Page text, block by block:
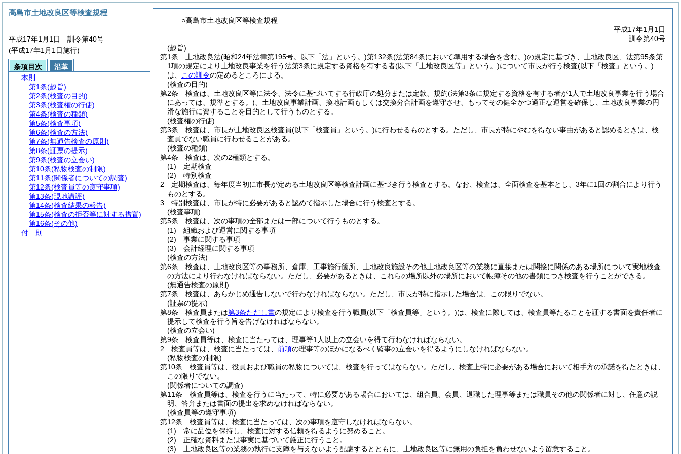
○高島市土地改良区等検査規程
平成17年1月1日
訓令第40号
(趣旨)
第1条
土地改良法(昭和24年法律第195号。以下「法」という。)第132条(法第84条において準用する場合を含む。)の規定に基づき、土地改良区、法第95条第
1項の規定により土地改良事業を行う法第3条に規定する資格を有する者(以下「土地改良区等」という。)について市長が行う検査(以下「検査」という。)
は、
この訓令の定めるところによる。
(検査の目的)
第2条
検査は、土地改良区等に法令、法令に基づいてする行政庁の処分または定款、規約(法第3条に規定する資格を有する者が1人で土地改良事業を行う場合
にあっては、規準とする。) 、土地改良事業計画、換地計画もしくは交換分合計画を遵守させ、もってその健全かつ適正な運営を確保し、土地改良事業の円
滑な施行に資することを目的として行うものとする。
(検査権の行使)
第3条
検査は、市長が土地改良区検査員(以下「検査員」という。)に行わせるものとする。 ただし、市長が特にやむを得ない事由があると認めるときは、検
査員でない職員に行わせることがある。
(検査の種類)
第4条
検査は、次の2種類とする。
(1)
定期検査
(2)
特別検査
2
定期検査は、毎年度当初に市長が定める土地改良区等検査計画に基づき行う検査とする。 なお、検査は、全面検査を基本とし、3年に1回の割合により行う
ものとする。
3
特別検査は、市長が特に必要があると認めて指示した場合に行う検査とする。
(検査事項)
第5条
検査は、次の事項の全部または一部について行うものとする。
(1)
組織および運営に関する事項
(2)
事業に関する事項
(3)
会計経理に関する事項
(検査の方法)
第6条
検査は、土地改良区等の事務所、倉庫、工事施行箇所、土地改良施設その他土地改良区等の業務に直接または関接に関係のある場所について実地検査
の方法により行わなければならない。 ただし、必要があるときは、これらの場所以外の場所において帳簿その他の書類につき検査を行うことができる。
(無通告検査の原則)
第7条
検査は、あらかじめ通告しないで行わなければならない。 ただし、市長が特に指示した場合は、この限りでない。
(証票の提示)
第8条
検査員または第3条ただし書の規定により検査を行う職員(以下「検査員等」という。)は、検査に際しては、検査員等たることを証する書面を責任者に
提示して検査を行う旨を告げなければならない。
(検査の立会い)
第9条
検査員等は、検査に当たっては、理事等1人以上の立会いを得て行わなければならない。
2
検査員等は、検査に当たっては、 前項の理事等のほかになるべく監事の立会いを得るようにしなければならない。
(私物検査の制限)
第10条
検査員等は、役員および職員の私物については、検査を行ってはならない。 ただし、検査上特に必要がある場合において相手方の承諾を得たときは、
この限りでない。
(関係者についての調査)
第11条
検査員等は、検査を行うに当たって、特に必要がある場合においては、組合員、会員、退職した理事等または職員その他の関係者に対し、任意の説
明、答弁または書面の提出を求めなければならない。
(検査員等の遵守事項)
第12条
検査員等は、検査に当たっては、次の事項を遵守しなければならない。
(1)
常に品位を保持し、検査に対する信頼を得るように努めること。
(2)
正確な資料または事実に基づいて厳正に行うこと。
(3)
土地改良区等の業務の執行に支障を与えないよう配慮するとともに、土地改良区等に無用の負担を負わせないよう留意すること。
高島市土地改良区等検査規程
平成17年1月1日 訓令第40号
(平成17年1月1日施行)
条項目次
沿革
本則
第1条(趣旨)
第2条(検査の目的)
第3条(検査権の行使)
第4条(検査の種類)
第5条(検査事項)
第6条(検査の方法)
第7条(無通告検査の原則)
第8条(証票の提示)
第9条(検査の立会い)
第10条(私物検査の制限)
第11条(関係者についての調査)
第12条(検査員等の遵守事項)
第13条(現地講評)
第14条(検査結果の報告)
第15条(検査の拒否等に対する措置)
第16条(その他)
付 則